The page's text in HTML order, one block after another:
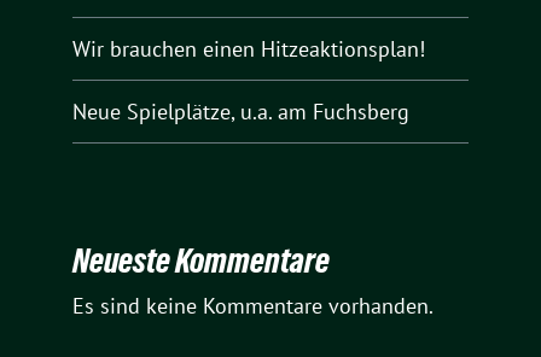
Wir brauchen einen Hitzeaktionsplan!
Neue Spielplätze, u.a. am Fuchsberg
Neueste Kommentare
Es sind keine Kommentare vorhanden.